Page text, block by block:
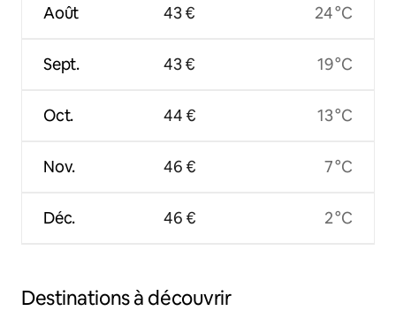
Août
Sept.
Oct.
Nov.
Déc.
43 €
43 €
44 €
46 €
46 €
24 °C
19 °C
13 °C
7 °C
2 °C
Destinations à découvrir